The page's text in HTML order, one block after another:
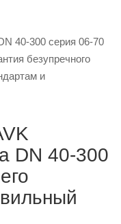
40-300 серия 06-70
безупречного
и
DN 40-300